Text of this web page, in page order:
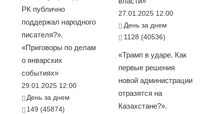
РК публично
поддержал народного
писателя?».
«Приговоры по делам
о январских
событиях»
29.01.2025 12:00
День за днем
149 (45874)
27.01.2025 12:00
День за днем
1128 (40536)
«Трамп в ударе. Как
первые решения
новой администрации
отразятся на
Казахстане?».